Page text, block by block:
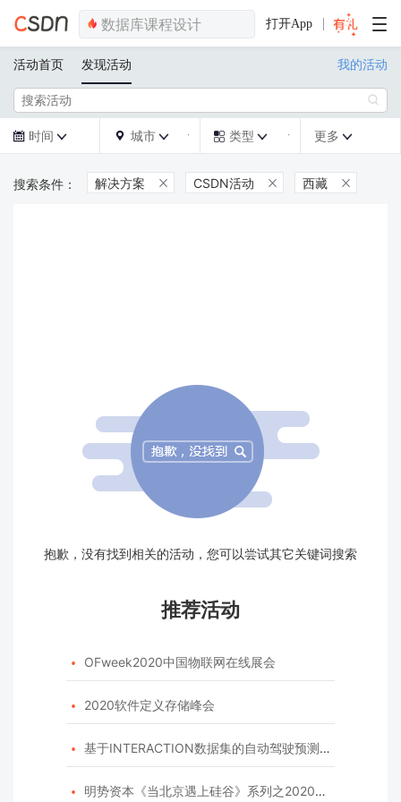
打开App
活动首页 发现活动 我的活动

 时间   城市   类型  更多 
解决方案  CSDN活动  西藏 
抱歉，没有找到相关的活动，您可以尝试其它关键词搜索
推荐活动
 OFweek2020中国物联网在线展会
 2020软件定义存储峰会
 基于INTERACTION数据集的自动驾驶预测模型挑战赛
 明势资本《当北京遇上硅谷》系列之2020年度开源峰会